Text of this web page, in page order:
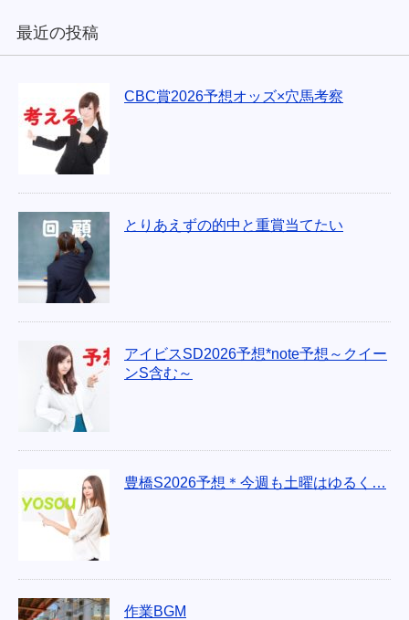
最近の投稿
CBC賞2026予想オッズ×穴馬考察
とりあえずの的中と重賞当てたい
アイビスSD2026予想*note予想～クイー
ンS含む～
豊橋S2026予想＊今週も土曜はゆるく…
作業BGM